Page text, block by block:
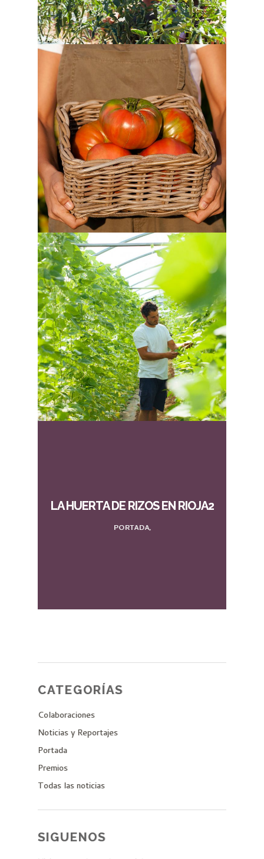
LA HUERTA DE RIZOS EN RIOJA2
PORTADA,
CATEGORÍAS
Colaboraciones
Noticias y Reportajes
Portada
Premios
Todas las noticias
SIGUENOS